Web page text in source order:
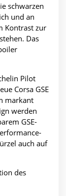
schwarzen
und an
Kontrast zur
Das
Pilot
Corsa GSE
markant
werden
GSE-
auch auf
des